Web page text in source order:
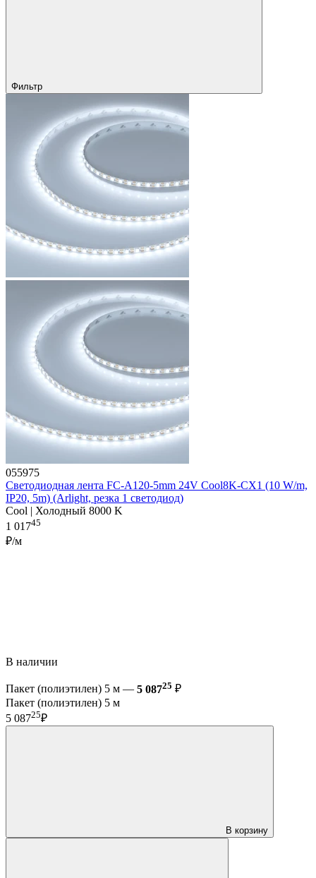
Фильтр
055975
Светодиодная лента FC-A120-5mm 24V Cool8K-CX1 (10 W/m,
IP20, 5m) (Arlight, резка 1 светодиод)
Cool | Холодный 8000 K
1 01745
₽/м
В наличии
Пакет (полиэтилен) 5 м — 5 08725 ₽
Пакет (полиэтилен) 5 м
5 08725₽
В корзину